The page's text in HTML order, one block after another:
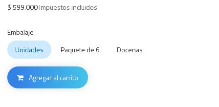
$599.000Impuestos incluidos
Embalaje
Unidades
Paquete de 6 Docenas
Agregar al carrito